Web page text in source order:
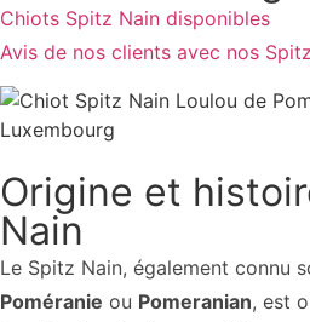
Chiots Spitz Nain disponibles
Avis de nos clients avec nos
Origine et
Nain
Le Spitz Nain, également connu
Poméranie ou Pomeranian, est